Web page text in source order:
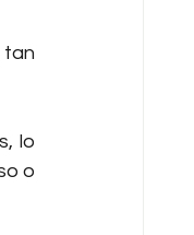
tan
lo
o